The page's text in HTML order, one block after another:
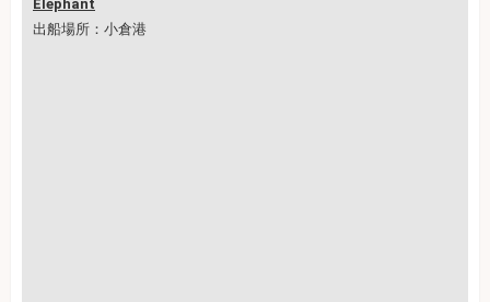
Elephant
出船場所：小倉港